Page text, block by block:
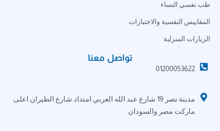
طب نفسي النساء
المقاييس النفسية والاختبارات
الزيارات المنزلية
تواصل معنا
01200053622
مدينة نصر 19 شارع عبد الله العربي امتداد شارع الطيران اعلى
ماركت مصر والسودان